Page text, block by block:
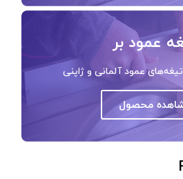
عمود بر
عمود آلمانی و ژاپنی
محصول